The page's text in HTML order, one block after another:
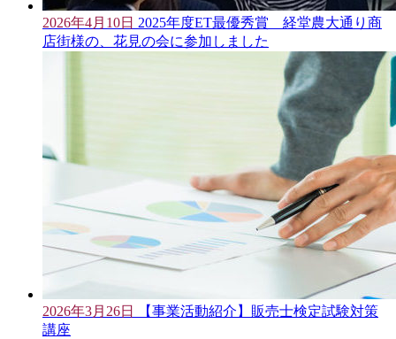
2026年4月10日 2025年度ET最優秀賞 経堂農大通り商
店街様の、花見の会に参加しました
2026年3月26日
【事業活動紹介】販売士検定試験対策
講座